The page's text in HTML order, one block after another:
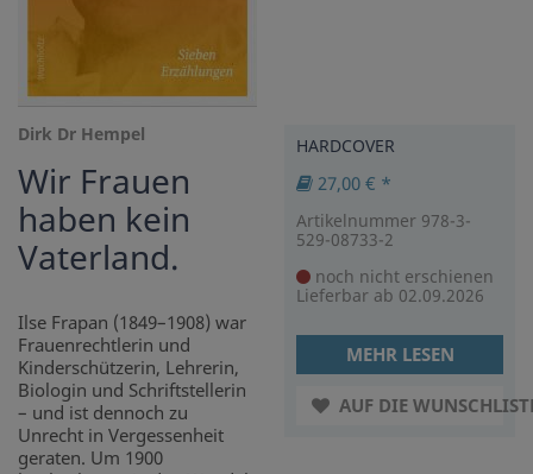
Dirk Dr Hempel
Wir Frauen
haben kein
Vaterland.
Ilse Frapan (1849–1908) war
Frauenrechtlerin und
Kinderschützerin, Lehrerin,
Biologin und Schriftstellerin
– und ist dennoch zu
Unrecht in Vergessenheit
geraten. Um 1900
HARDCOVER
27,00 € *
Artikelnummer 978-3-
529-08733-2
noch nicht erschienen
Lieferbar ab 02.09.2026
MEHR LESEN
AUF DIE